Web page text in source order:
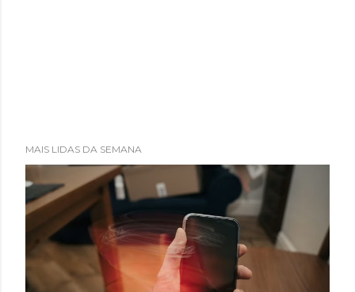
MAIS LIDAS DA SEMANA